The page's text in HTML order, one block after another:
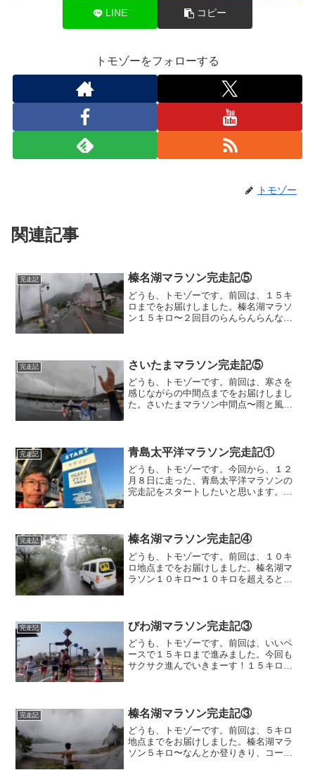
LINE コピー
トモゾーをフォローする
トモゾー
関連記事
完走記 榛名湖マラソン完走記⑤
どうも、トモゾーです。前回は、１５キ
ロまでをお届けしました。榛名湖マラソ
ン１５キロ〜２回目のらんらんらんなち
ロくらいで動画が止ま...
完走記 さいたまマラソン完走記⑤
どうも、トモゾーです。前回は、寒さを
感じながらの中間点までをお届けしまし
た。さいたまマラソン中間点〜雨と風で
十万石まんじゅうです。...
完走記 青島太平洋マラソン完走記①
どうも、トモゾーです。今回から、１２
月８日に走った、青島太平洋マラソンの
完走記をスタートしたいと思います。な
大会当日の朝はめちゃくち...
完走記 榛名湖マラソン完走記④
どうも、トモゾーです。前回は、１０キ
ロ地点までをお届けしました。榛名湖マ
ラソン１０キロ〜１０キロを超えると、
この向きでくぐるのは初め...
完走記 びわ湖マラソン完走記③
どうも、トモゾーです。前回は、いいペ
ースで１５キロまで進みました。今回も
サクサク進んでいきまーす！１５キロ〜
やすくて良かったです。こ...
完走記 榛名湖マラソン完走記③
どうも、トモゾーです。前回は、５キロ
地点までをお届けしました。榛名湖マラ
ソン５キロ〜なんとか登りきり、コース